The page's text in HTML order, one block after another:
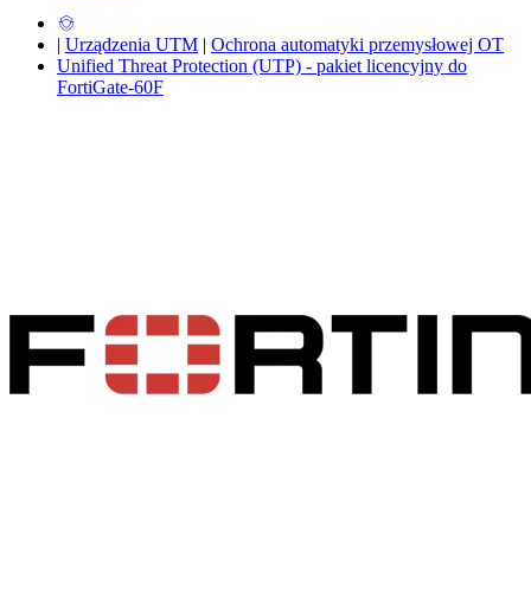
| Urządzenia UTM | Ochrona automatyki przemysłowej OT
Unified Threat Protection (UTP) - pakiet licencyjny do
FortiGate-60F